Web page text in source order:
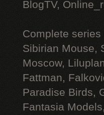
BlogTV,
Complete series
Sibirian Mouse,
Moscow,
Fattman,
Paradise Birds,
Fantasia